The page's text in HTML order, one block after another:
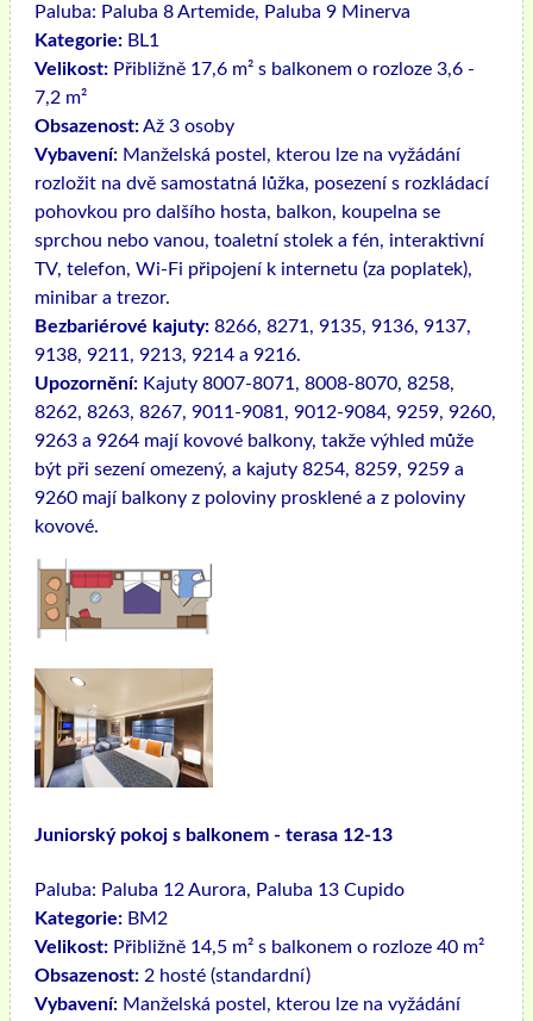
Paluba: Paluba 8 Artemide, Paluba 9 Minerva
Kategorie: BL1
Velikost: Přibližně 17,6 m² s balkonem o rozloze 3,6 -
7,2 m²
Obsazenost:Až 3 osoby
Vybavení: Manželská postel, kterou lze na vyžádání
rozložit na dvě samostatná lůžka, posezení s rozkládací
pohovkou pro dalšího hosta, balkon, koupelna se
sprchou nebo vanou, toaletní stolek a fén, interaktivní
TV, telefon, Wi-Fi připojení k internetu (za poplatek),
minibar a trezor.
Bezbariérové ​​kajuty: 8266, 8271, 9135, 9136, 9137,
9138, 9211, 9213, 9214 a 9216.
Upozornění: Kajuty 8007-8071, 8008-8070, 8258,
8262, 8263, 8267, 9011-9081, 9012-9084, 9259, 9260,
9263 a 9264 mají kovové balkony, takže výhled může
být při sezení omezený, a kajuty 8254, 8259, 9259 a
9260 mají balkony z poloviny prosklené a z poloviny
kovové.
Juniorský pokoj s balkonem - terasa 12-13
Paluba: Paluba 12 Aurora, Paluba 13 Cupido
Kategorie: BM2
Velikost: Přibližně 14,5 m² s balkonem o rozloze 40 m²
Obsazenost: 2 hosté (standardní)
Vybavení: Manželská postel, kterou lze na vyžádání